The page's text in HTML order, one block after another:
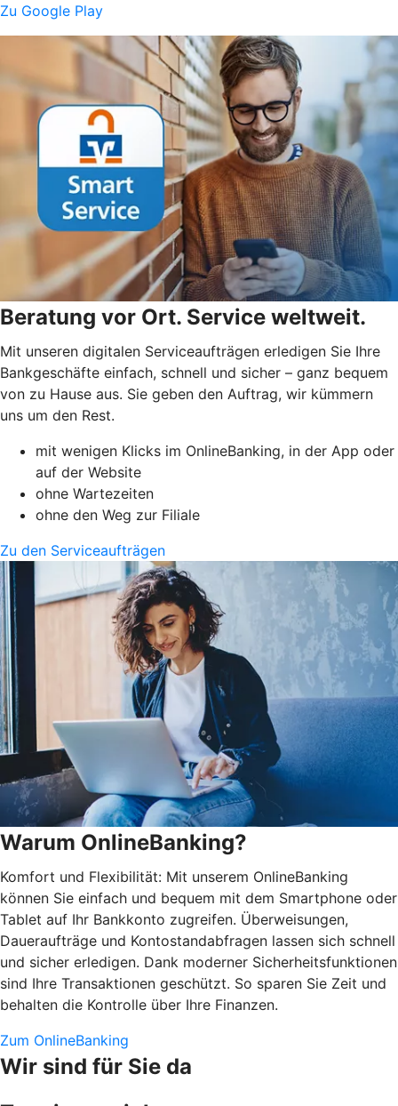
Zu Google Play
Beratung vor Ort. Service weltweit.
Mit unseren digitalen Serviceaufträgen erledigen Sie Ihre
Bankgeschäfte einfach, schnell und sicher – ganz bequem
von zu Hause aus. Sie geben den Auftrag, wir kümmern
uns um den Rest.
mit wenigen Klicks im OnlineBanking, in der App oder
auf der Website
ohne Wartezeiten
ohne den Weg zur Filiale
Zu den Serviceaufträgen
Warum OnlineBanking?
Komfort und Flexibilität: Mit unserem OnlineBanking
können Sie einfach und bequem mit dem Smartphone oder
Tablet auf Ihr Bankkonto zugreifen. Überweisungen,
Daueraufträge und Kontostandabfragen lassen sich schnell
und sicher erledigen. Dank moderner Sicherheitsfunktionen
sind Ihre Transaktionen geschützt. So sparen Sie Zeit und
behalten die Kontrolle über Ihre Finanzen.
Zum OnlineBanking
Wir sind für Sie da